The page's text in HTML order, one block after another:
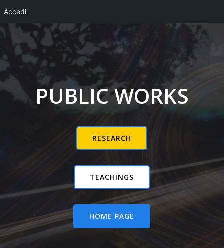
Accedi
Vai
al
contenuto
PUBLIC WORKS
RESEARCH
TEACHINGS
HOME PAGE